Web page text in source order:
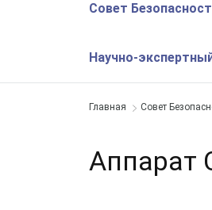
Совет
Научно-
Главная Совет
Аппарат